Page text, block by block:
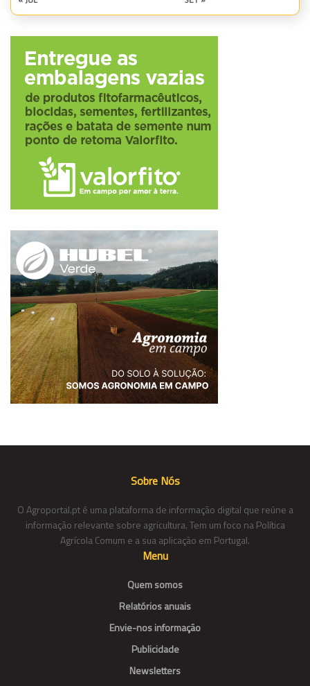
Sobre Nós
O Agroportal.pt é uma plataforma de informação digital que reúne a
informação relevante sobre agricultura. Tem um foco na Política
Agrícola Comum e a sua aplicação em Portugal.
Menu
Quem somos
Relatórios anuais
Envie-nos informação
Publicidade
Newsletters